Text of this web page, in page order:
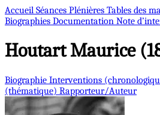
Accueil Séances Plénières Tables des
Biographies Documentation Note
HoutartMaurice
Biographie Interventions
(thématique) Rapporteur/Auteur